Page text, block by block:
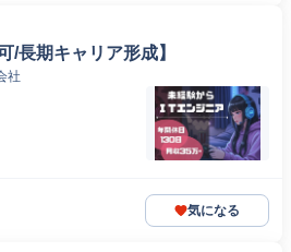
/長期キャリア形成】
社
気になる